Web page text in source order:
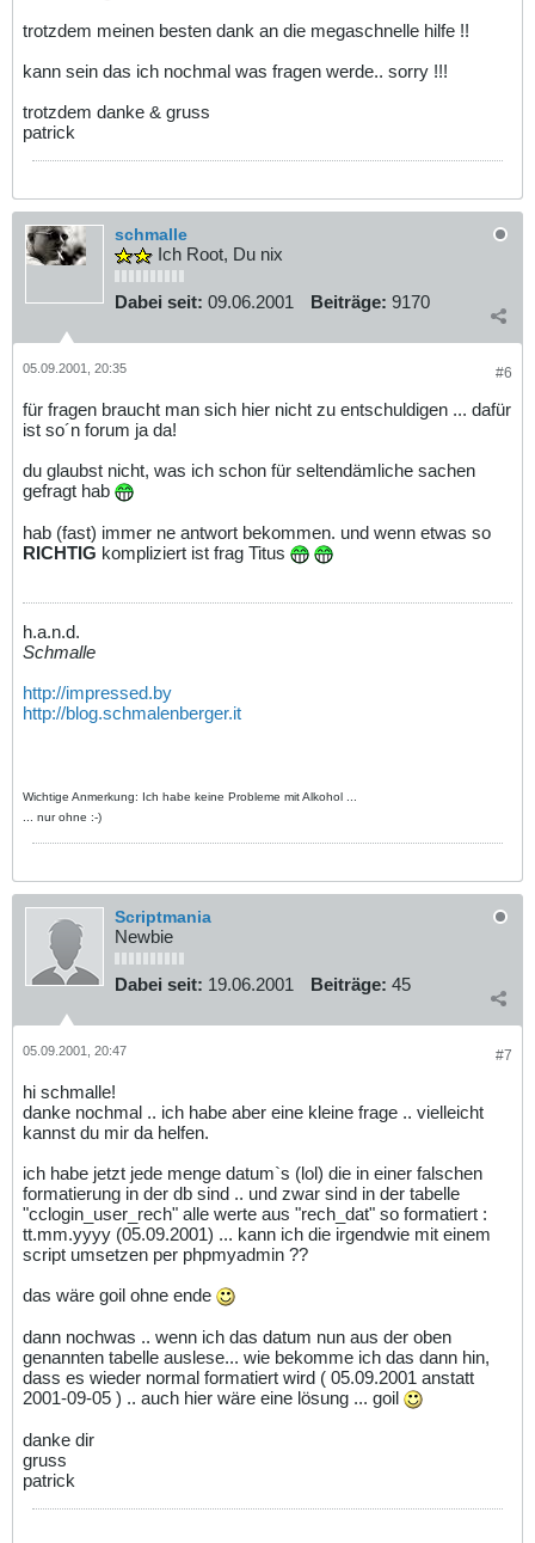
trotzdem meinen besten dank an die megaschnelle hilfe !!
kann sein das ich nochmal was fragen werde.. sorry !!!
trotzdem danke & gruss
patrick
schmalle
Ich Root, Du nix
Dabei seit: 09.06.2001 Beiträge: 9170
#6
05.09.2001, 20:35
für fragen braucht man sich hier nicht zu entschuldigen ... dafür
ist so´n forum ja da!
du glaubst nicht, was ich schon für seltendämliche sachen
gefragt hab
hab (fast) immer ne antwort bekommen. und wenn etwas so
RICHTIG kompliziert ist frag Titus
h.a.n.d.
Schmalle
http://impressed.by
http://blog.schmalenberger.it
Wichtige Anmerkung: Ich habe keine Probleme mit Alkohol ...
... nur ohne :-)
Scriptmania
Newbie
Dabei seit: 19.06.2001 Beiträge: 45
#7
05.09.2001, 20:47
hi schmalle!
danke nochmal .. ich habe aber eine kleine frage .. vielleicht
kannst du mir da helfen.
ich habe jetzt jede menge datum`s (lol) die in einer falschen
formatierung in der db sind .. und zwar sind in der tabelle
"cclogin_user_rech" alle werte aus "rech_dat" so formatiert :
tt.mm.yyyy (05.09.2001) ... kann ich die irgendwie mit einem
script umsetzen per phpmyadmin ??
das wäre goil ohne ende
dann nochwas .. wenn ich das datum nun aus der oben
genannten tabelle auslese... wie bekomme ich das dann hin,
dass es wieder normal formatiert wird ( 05.09.2001 anstatt
2001-09-05 ) .. auch hier wäre eine lösung ... goil
danke dir
gruss
patrick